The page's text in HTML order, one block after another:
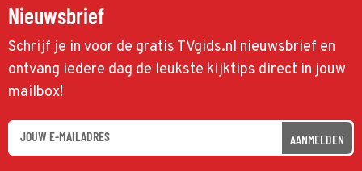
Nieuwsbrief
Schrijf je in voor de gratis TVgids.nl nieuwsbrief en
ontvang iedere dag de leukste kijktips direct in jouw
mailbox!
AANMELDEN